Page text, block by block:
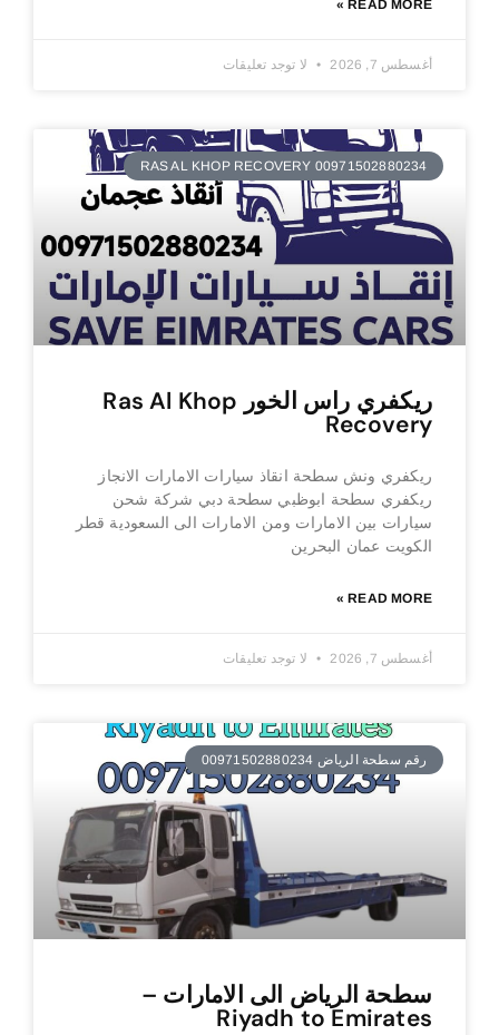
READ MORE »
أغسطس 7, 2026 لا توجد تعليقات
RAS AL KHOP RECOVERY 00971502880234
ريكفري راس الخور Ras Al Khop
Recovery
ريكفري ونش سطحة انقاذ سيارات الامارات الانجاز
ريكفري سطحة ابوظبي سطحة دبي شركة شحن
سيارات بين الامارات ومن الامارات الى السعودية قطر
الكويت عمان البحرين
READ MORE »
أغسطس 7, 2026 لا توجد تعليقات
رقم سطحة الرياض 00971502880234
سطحة الرياض الى الامارات –
Riyadh to Emirates